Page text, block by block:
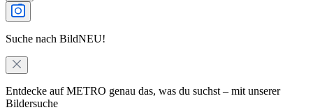
Suche nach BildNEU!
Entdecke auf METRO genau das, was du suchst – mit unserer
Bildersuche